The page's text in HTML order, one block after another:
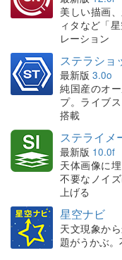
美しい描画
ィタなど「
レーション
ステラショ
最新版 3.0o
純国産のオ
プ。ライブ
搭載
ステライメ
最新版 10.0f
天体画像に
不要なノイ
上げる
星空ナビ
天文現象か
題がうかぶ